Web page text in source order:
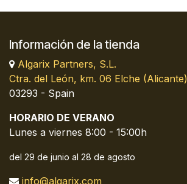
Información de la tienda
Algarix Partners, S.L.
Ctra. del León, km. 06 Elche (Alicante)
03293 - Spain
HORARIO DE VERANO
Lunes a viernes 8:00 - 15:00h
del 29 de junio al 28 de agosto
info@algarix.com